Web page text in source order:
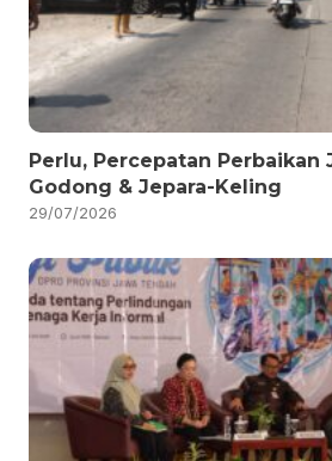
Perlu, Percepatan Perbaikan
Godong & Jepara-Keling
29/07/2026